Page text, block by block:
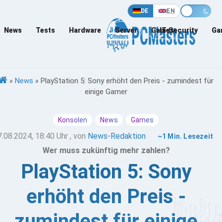
DE EN
News Tests Hardware Server Games
IT-Security
» News » PlayStation 5: Sony erhöht den Preis - zumindest für
einige Gamer
Konsolen News Games
18:40 Uhr , von News-Redaktion ~1 Min. Lesezeit
Wer muss zukünftig mehr zahlen?
PlayStation 5: Sony
erhöht den Preis -